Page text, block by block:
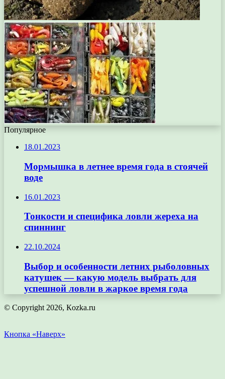
Популярное
18.01.2023
Мормышка в летнее время года в стоячей
воде
16.01.2023
Тонкости и специфика ловли жереха на
спиннинг
22.10.2024
Выбор и особенности летних рыболовных
катушек — какую модель выбрать для
успешной ловли в жаркое время года
© Copyright 2026, Кozka.ru
Кнопка «Наверх»